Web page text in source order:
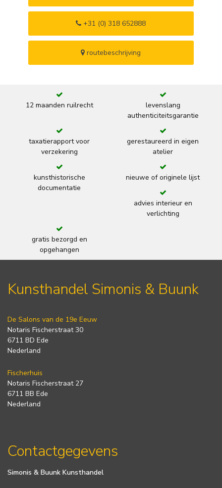
+31 (0) 318 652888
routebeschrijving
12 maanden ruilrecht
levenslang
authenticiteitsgarantie
taxatierapport voor
verzekering
gerestaureerd in eigen
atelier
kunsthistorische
documentatie
nieuwe of originele lijst
advies interieur en
verlichting
gratis bezorgd en
opgehangen
Kunsthandel Simonis & Buunk
De Salons van de 19e Eeuw
Notaris Fischerstraat 30
6711 BD Ede
Nederland
Fischerhuis
Notaris Fischerstraat 27
6711 BB Ede
Nederland
Contactgegevens
Simonis & Buunk Kunsthandel